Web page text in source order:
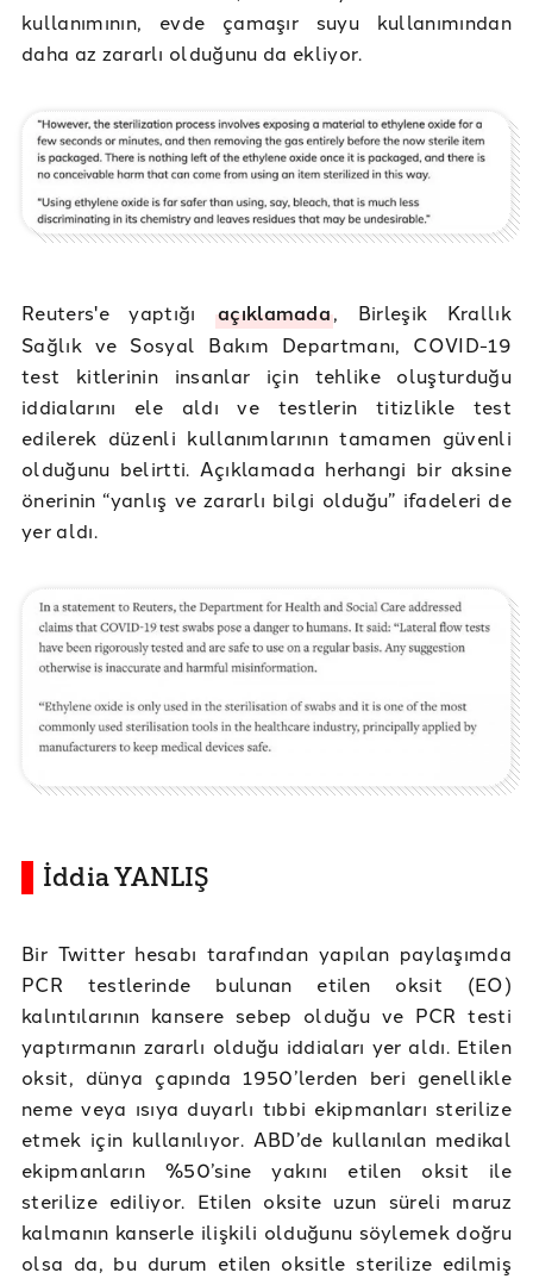
kullanımının, evde çamaşır suyu kullanımından
daha az zararlı olduğunu da ekliyor.
Reuters'e yaptığı açıklamada, Birleşik Krallık
Sağlık ve Sosyal Bakım Departmanı, COVID-19
test kitlerinin insanlar için tehlike oluşturduğu
iddialarını ele aldı ve testlerin titizlikle test
edilerek düzenli kullanımlarının tamamen güvenli
olduğunu belirtti. Açıklamada herhangi bir aksine
önerinin “yanlış ve zararlı bilgi olduğu” ifadeleri de
yer aldı.
İddia YANLIŞ
Bir Twitter hesabı tarafından yapılan paylaşımda
PCR testlerinde bulunan etilen oksit (EO)
kalıntılarının kansere sebep olduğu ve PCR testi
yaptırmanın zararlı olduğu iddiaları yer aldı. Etilen
oksit, dünya çapında 1950’lerden beri genellikle
neme veya ısıya duyarlı tıbbi ekipmanları sterilize
etmek için kullanılıyor. ABD’de kullanılan medikal
ekipmanların %50’sine yakını etilen oksit ile
sterilize ediliyor. Etilen oksite uzun süreli maruz
kalmanın kanserle ilişkili olduğunu söylemek doğru
olsa da, bu durum etilen oksitle sterilize edilmiş